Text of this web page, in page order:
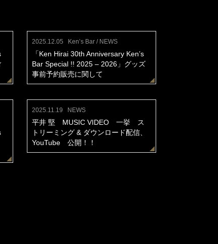
2025.12.05 Ken’s Bar / NEWS
「Ken Hirai 30th Anniversary Ken’s
Bar Special !! 2025 – 2026」グッズ
事前予約販売に関して
2025.11.19 NEWS
平井 堅 MUSIC VIDEO 一挙 ス
トリーミング & ダウンロード配信、
YouTube 公開！！